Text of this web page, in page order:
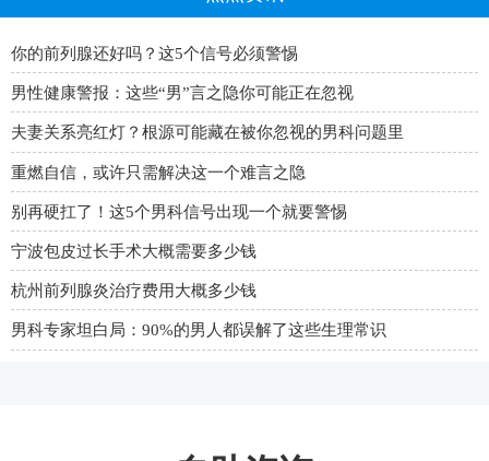
你的前列腺还好吗？这5个信号必须警惕
男性健康警报：这些“男”言之隐你可能正在忽视
夫妻关系亮红灯？根源可能藏在被你忽视的男科问题里
重燃自信，或许只需解决这一个难言之隐
别再硬扛了！这5个男科信号出现一个就要警惕
宁波包皮过长手术大概需要多少钱
杭州前列腺炎治疗费用大概多少钱
男科专家坦白局：90%的男人都误解了这些生理常识